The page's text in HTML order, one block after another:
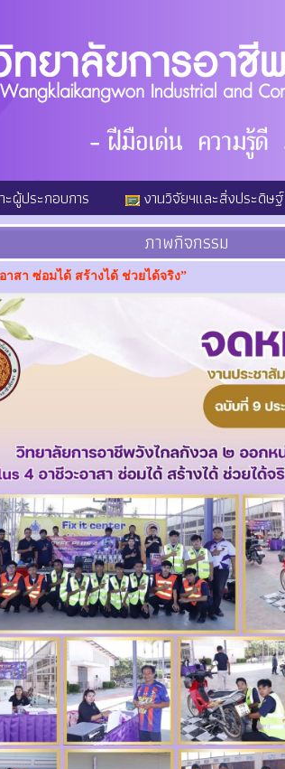
ะผู้ประกอบการ งานวิจัยฯและสิ่งประดิษฐ์
ภาพกิจกรรม
าสา ซ่อมได้ สร้างได้ ช่วยได้จริง”